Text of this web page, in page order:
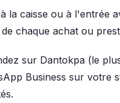
la caisse ou à l'entrée
chaque achat ou
sur Dantokpa (le
Business sur votre